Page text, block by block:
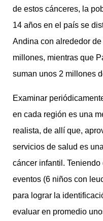
de estos cánceres, la
14 años en el país se
Andina con alrededor
millones, mientras que
suman unos 2 millones
Examinar
en cada región es una
realista, de allí que,
servicios de salud es
cáncer infantil.
eventos (6 niños con
para lograr la
evaluar en promedio